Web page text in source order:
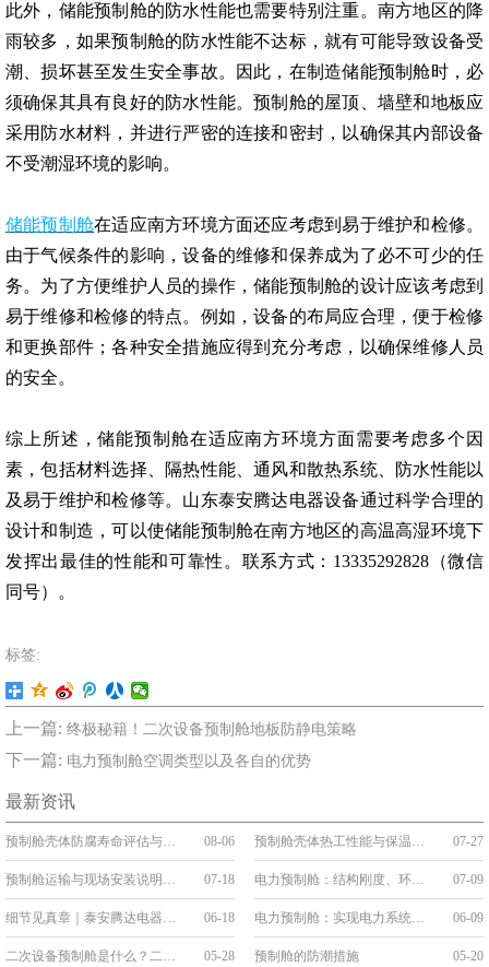
此外，储能预制舱的防水性能也需要特别注重。南方地区的降
雨较多，如果预制舱的防水性能不达标，就有可能导致设备受
潮、损坏甚至发生安全事故。因此，在制造储能预制舱时，必
须确保其具有良好的防水性能。预制舱的屋顶、墙壁和地板应
采用防水材料，并进行严密的连接和密封，以确保其内部设备
不受潮湿环境的影响。
储能预制舱在适应南方环境方面还应考虑到易于维护和检修。
由于气候条件的影响，设备的维修和保养成为了必不可少的任
务。为了方便维护人员的操作，储能预制舱的设计应该考虑到
易于维修和检修的特点。例如，设备的布局应合理，便于检修
和更换部件；各种安全措施应得到充分考虑，以确保维修人员
的安全。
综上所述，储能预制舱在适应南方环境方面需要考虑多个因
素，包括材料选择、隔热性能、通风和散热系统、防水性能以
及易于维护和检修等。山东泰安腾达电器设备通过科学合理的
设计和制造，可以使储能预制舱在南方地区的高温高湿环境下
发挥出最佳的性能和可靠性。联系方式：13335292828（微信
同号）。
标签:
上一篇: 终极秘籍！二次设备预制舱地板防静电策略
下一篇: 电力预制舱空调类型以及各自的优势
最新资讯
预制舱壳体防腐寿命评估与维护 08-06 预制舱壳体热工性能与保温构造 07-27
预制舱运输与现场安装说明：吊装、就位与接口连接 07-18 电力预制舱：结构刚度、环境防护与系统稳定性 07-09
细节见真章｜泰安腾达电器：把“线缆艺术”刻进预制舱的基因里 06-18 电力预制舱：实现电力系统的变革与升级 06-09
二次设备预制舱是什么？二次舱的应用和优势 05-28 预制舱的防潮措施 05-20